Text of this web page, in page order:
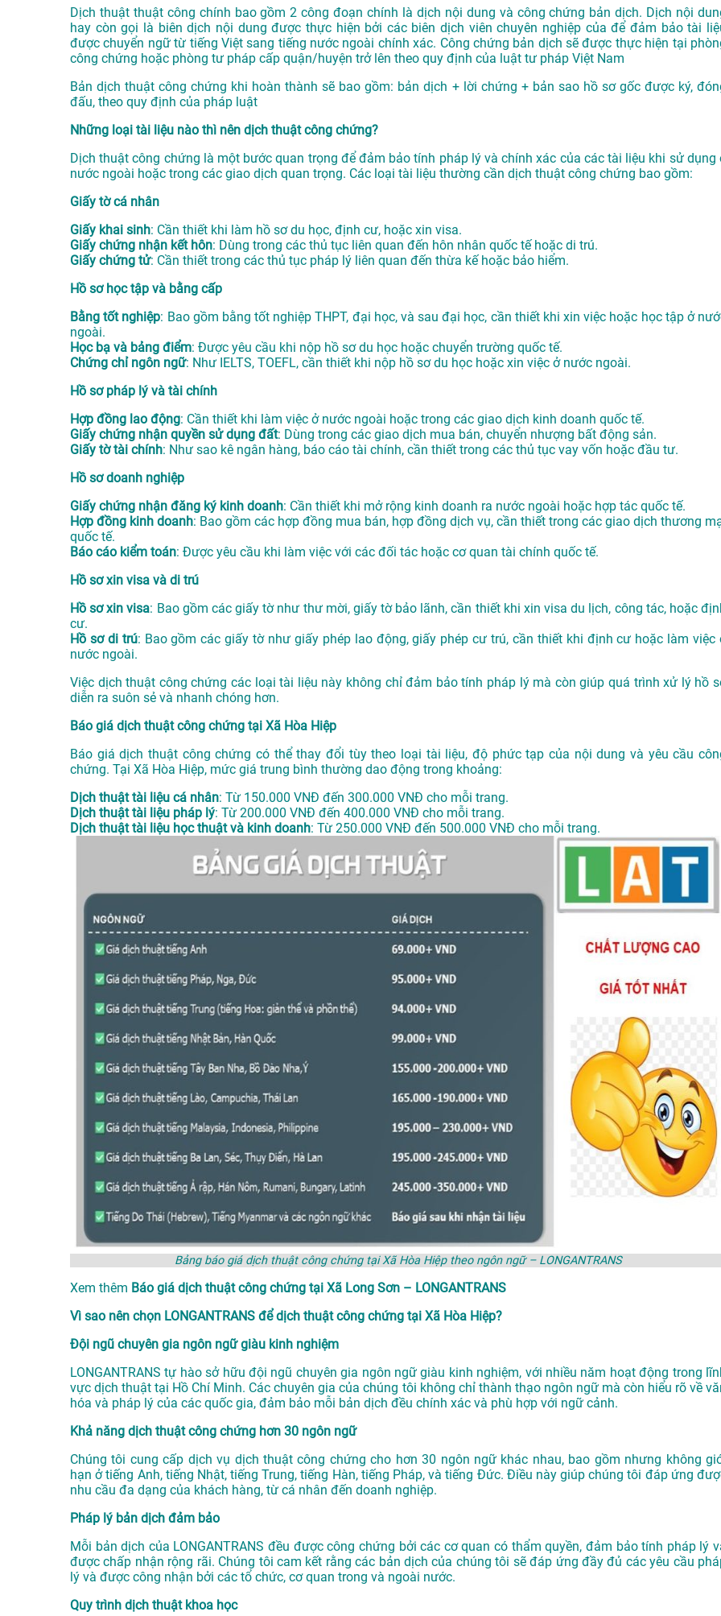
Dịch thuật thuật công chính bao gồm 2 công đoạn chính là dịch nội dung và công chứng bản dịch. Dịch nội
hay còn gọi là biên dịch nội dung được thực hiện bởi các biên dịch viên chuyên nghiệp của để đảm bảo tài
được chuyển ngữ từ tiếng Việt sang tiếng nước ngoài chính xác. Công chứng bản dịch sẽ được thực hiện tại
công chứng hoặc phòng tư pháp cấp quận/huyện trở lên theo quy định của luật tư pháp Việt Nam
Bản dịch thuật công chứng khi hoàn thành sẽ bao gồm: bản dịch + lời chứng + bản sao hồ sơ gốc được ký,
đấu, theo quy định của pháp luật
Những loại tài liệu nào thì nên dịch thuật công chứng?
Dịch thuật công chứng là một bước quan trọng để đảm bảo tính pháp lý và chính xác của các tài liệu khi sử dụng
nước ngoài hoặc trong các giao dịch quan trọng. Các loại tài liệu thường cần dịch thuật công chứng bao gồm:
Giấy tờ cá nhân
Giấy khai sinh: Cần thiết khi làm hồ sơ du học, định cư, hoặc xin visa.
Giấy chứng nhận kết hôn: Dùng trong các thủ tục liên quan đến hôn nhân quốc tế hoặc di trú.
Giấy chứng tử: Cần thiết trong các thủ tục pháp lý liên quan đến thừa kế hoặc bảo hiểm.
Hồ sơ học tập và bằng cấp
Bằng tốt nghiệp: Bao gồm bằng tốt nghiệp THPT, đại học, và sau đại học, cần thiết khi xin việc hoặc học tập ở
ngoài.
Học bạ và bảng điểm: Được yêu cầu khi nộp hồ sơ du học hoặc chuyển trường quốc tế.
Chứng chỉ ngôn ngữ: Như IELTS, TOEFL, cần thiết khi nộp hồ sơ du học hoặc xin việc ở nước ngoài.
Hồ sơ pháp lý và tài chính
Hợp đồng lao động: Cần thiết khi làm việc ở nước ngoài hoặc trong các giao dịch kinh doanh quốc tế.
Giấy chứng nhận quyền sử dụng đất: Dùng trong các giao dịch mua bán, chuyển nhượng bất động sản.
Giấy tờ tài chính: Như sao kê ngân hàng, báo cáo tài chính, cần thiết trong các thủ tục vay vốn hoặc đầu tư.
Hồ sơ doanh nghiệp
Giấy chứng nhận đăng ký kinh doanh: Cần thiết khi mở rộng kinh doanh ra nước ngoài hoặc hợp tác quốc tế.
Hợp đồng kinh doanh: Bao gồm các hợp đồng mua bán, hợp đồng dịch vụ, cần thiết trong các giao dịch thương
quốc tế.
Báo cáo kiểm toán: Được yêu cầu khi làm việc với các đối tác hoặc cơ quan tài chính quốc tế.
Hồ sơ xin visa và di trú
Hồ sơ xin visa: Bao gồm các giấy tờ như thư mời, giấy tờ bảo lãnh, cần thiết khi xin visa du lịch, công tác, hoặc
cư.
Hồ sơ di trú: Bao gồm các giấy tờ như giấy phép lao động, giấy phép cư trú, cần thiết khi định cư hoặc làm việc
nước ngoài.
Việc dịch thuật công chứng các loại tài liệu này không chỉ đảm bảo tính pháp lý mà còn giúp quá trình xử lý hồ
diễn ra suôn sẻ và nhanh chóng hơn.
Báo giá dịch thuật công chứng tại Xã Hòa Hiệp
Báo giá dịch thuật công chứng có thể thay đổi tùy theo loại tài liệu, độ phức tạp của nội dung và yêu cầu
chứng. Tại Xã Hòa Hiệp, mức giá trung bình thường dao động trong khoảng:
Dịch thuật tài liệu cá nhân: Từ 150.000 VNĐ đến 300.000 VNĐ cho mỗi trang.
Dịch thuật tài liệu pháp lý: Từ 200.000 VNĐ đến 400.000 VNĐ cho mỗi trang.
Dịch thuật tài liệu học thuật và kinh doanh: Từ 250.000 VNĐ đến 500.000 VNĐ cho mỗi trang.
Bảng báo giá dịch thuật công chứng tại Xã Hòa Hiệp theo ngôn ngữ – LONGANTRANS
Xem thêm Báo giá dịch thuật công chứng tại Xã Long Sơn – LONGANTRANS
Vì sao nên chọn LONGANTRANS để dịch thuật công chứng tại Xã Hòa Hiệp?
Đội ngũ chuyên gia ngôn ngữ giàu kinh nghiệm
LONGANTRANS tự hào sở hữu đội ngũ chuyên gia ngôn ngữ giàu kinh nghiệm, với nhiều năm hoạt động trong
vựcdịch thuật tại Hồ Chí Minh. Các chuyên gia của chúng tôi không chỉ thành thạo ngôn ngữ mà còn hiểu rõ về
hóa và pháp lý của các quốc gia, đảm bảo mỗi bản dịch đều chính xác và phù hợp với ngữ cảnh.
Khả năng dịch thuật công chứng hơn 30 ngôn ngữ
Chúng tôi cung cấp dịch vụ dịch thuật công chứng cho hơn 30 ngôn ngữ khác nhau, bao gồm nhưng không
hạn ở tiếng Anh, tiếng Nhật, tiếng Trung, tiếng Hàn, tiếng Pháp, và tiếng Đức. Điều này giúp chúng tôi đáp ứng
nhu cầu đa dạng của khách hàng, từ cá nhân đến doanh nghiệp.
Pháp lý bản dịch đảm bảo
Mỗi bản dịch của LONGANTRANS đều được công chứng bởi các cơ quan có thẩm quyền, đảm bảo tính pháp lý
được chấp nhận rộng rãi. Chúng tôi cam kết rằng các bản dịch của chúng tôi sẽ đáp ứng đầy đủ các yêu cầu
lý và được công nhận bởi các tổ chức, cơ quan trong và ngoài nước.
Quy trình dịch thuật khoa học